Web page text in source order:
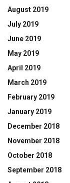
August 2019
July 2019
June 2019
May 2019
April 2019
March 2019
February 2019
January 2019
December 2018
November 2018
October 2018
September 2018